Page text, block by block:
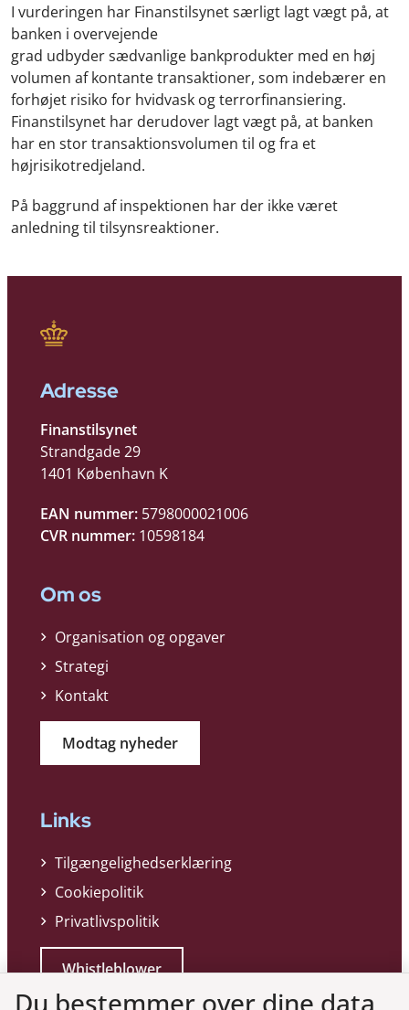
I vurderingen har Finanstilsynet særligt lagt vægt på, at
banken i overvejende
grad udbyder sædvanlige bankprodukter med en høj
volumen af kontante transaktioner, som indebærer en
forhøjet risiko for hvidvask og terrorfinansiering.
Finanstilsynet har derudover lagt vægt på, at banken
har en stor transaktionsvolumen til og fra et
højrisikotredjeland.
På baggrund af inspektionen har der ikke været
anledning til tilsynsreaktioner.
Adresse
Finanstilsynet
Strandgade 29
1401 København K
EAN nummer: 5798000021006
CVR nummer: 10598184
Om os
Organisation og opgaver
Strategi
Kontakt
Modtag nyheder
Links
Tilgængelighedserklæring
Cookiepolitik
Privatlivspolitik
Whistleblower
Du bestemmer over dine data